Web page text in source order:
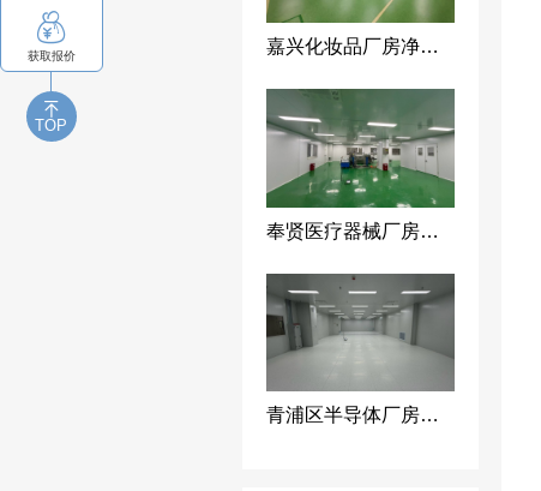
嘉兴化妆品厂房净化装修万级无尘车间装修洁净工程-上海荣钦净化公司
奉贤医疗器械厂房装修十万级无尘车间装修改造净化工程-上海荣钦装修公司
青浦区半导体厂房无尘室设计-百级电子洁净车间装修净化工程
获取报价
TOP